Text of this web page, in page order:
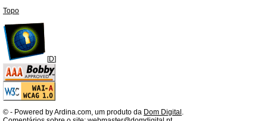
Topo
[D]
© - Powered by Ardina.com, um produto da Dom Digital .